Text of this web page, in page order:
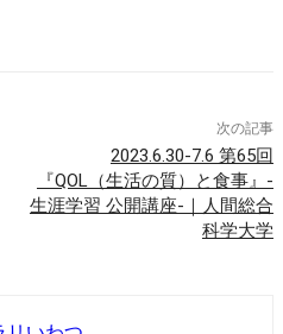
次の記事
2023.6.30-7.6 第65回
『QOL（生活の質）と食事』-
生涯学習 公開講座-｜人間総合
科学大学